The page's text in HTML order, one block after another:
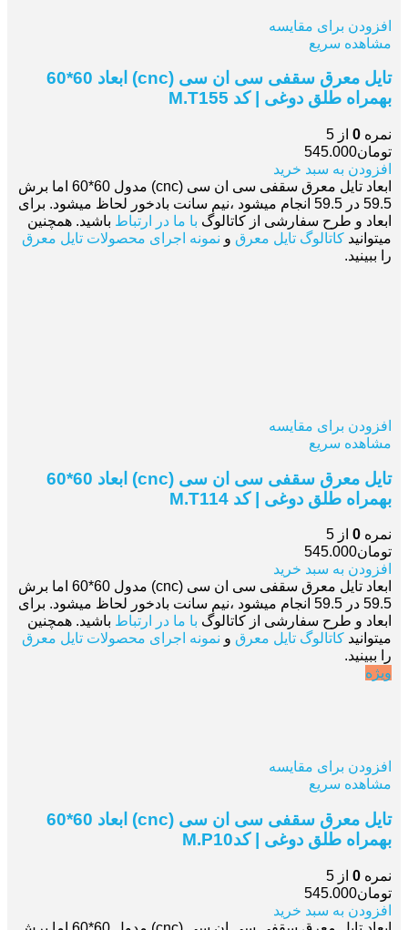
افزودن برای مقایسه
مشاهده سریع
تایل معرق سقفی سی ان سی (cnc) ابعاد 60*60
بهمراه طلق دوغی | کد M.T155
نمره 0 از 5
تومان545.000
افزودن به سبد خرید
ابعاد تایل معرق سقفی سی ان سی (cnc) مدول 60*60 اما برش
59.5 در 59.5 انجام میشود ،نیم سانت بادخور لحاظ میشود. برای
ابعاد و طرح سفارشی از کاتالوگ با ما در ارتباط باشید. همچنین
میتوانید کاتالوگ تایل معرق و نمونه اجرای محصولات تایل معرق
را ببینید.
افزودن برای مقایسه
مشاهده سریع
تایل معرق سقفی سی ان سی (cnc) ابعاد 60*60
بهمراه طلق دوغی | کد M.T114
نمره 0 از 5
تومان545.000
افزودن به سبد خرید
ابعاد تایل معرق سقفی سی ان سی (cnc) مدول 60*60 اما برش
59.5 در 59.5 انجام میشود ،نیم سانت بادخور لحاظ میشود. برای
ابعاد و طرح سفارشی از کاتالوگ با ما در ارتباط باشید. همچنین
میتوانید کاتالوگ تایل معرق و نمونه اجرای محصولات تایل معرق
را ببینید.
ویژه
افزودن برای مقایسه
مشاهده سریع
تایل معرق سقفی سی ان سی (cnc) ابعاد 60*60
بهمراه طلق دوغی | کدM.P10
نمره 0 از 5
تومان545.000
افزودن به سبد خرید